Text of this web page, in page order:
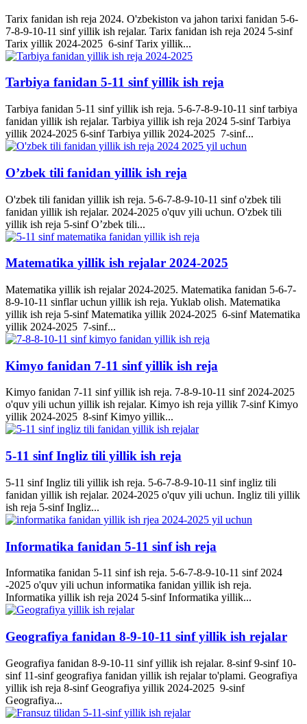
Tarix fanidan ish reja 2024. O'zbekiston va jahon tarixi fanidan 5-6-
7-8-9-10-11 sinf yillik ish rejalar. Tarix fanidan ish reja 2024 5-sinf
Tarix yillik 2024-2025 6-sinf Tarix yillik...
Tarbiya fanidan 5-11 sinf yillik ish reja
Tarbiya fanidan 5-11 sinf yillik ish reja. 5-6-7-8-9-10-11 sinf tarbiya
fanidan yillik ish rejalar. Tarbiya yillik ish reja 2024 5-sinf Tarbiya
yillik 2024-2025 6-sinf Tarbiya yillik 2024-2025 7-sinf...
O’zbek tili fanidan yillik ish reja
O'zbek tili fanidan yillik ish reja. 5-6-7-8-9-10-11 sinf o'zbek tili
fanidan yillik ish rejalar. 2024-2025 o'quv yili uchun. O'zbek tili
yillik ish reja 5-sinf O’zbek tili...
Matematika yillik ish rejalar 2024-2025
Matematika yillik ish rejalar 2024-2025. Matematika fanidan 5-6-7-
8-9-10-11 sinflar uchun yillik ish reja. Yuklab olish. Matematika
yillik ish reja 5-sinf Matematika yillik 2024-2025 6-sinf Matematika
yillik 2024-2025 7-sinf...
Kimyo fanidan 7-11 sinf yillik ish reja
Kimyo fanidan 7-11 sinf yillik ish reja. 7-8-9-10-11 sinf 2024-2025
o'quv yili uchun yillik ish rejalar. Kimyo ish reja yillik 7-sinf Kimyo
yillik 2024-2025 8-sinf Kimyo yillik...
5-11 sinf Ingliz tili yillik ish reja
5-11 sinf Ingliz tili yillik ish reja. 5-6-7-8-9-10-11 sinf ingliz tili
fanidan yillik ish rejalar. 2024-2025 o'quv yili uchun. Ingliz tili yillik
ish reja 5-sinf Ingliz...
Informatika fanidan 5-11 sinf ish reja
Informatika fanidan 5-11 sinf ish reja. 5-6-7-8-9-10-11 sinf 2024
-2025 o'quv yili uchun informatika fanidan yillik ish reja.
Informatika yillik ish reja 2024 5-sinf Informatika yillik...
Geografiya fanidan 8-9-10-11 sinf yillik ish rejalar
Geografiya fanidan 8-9-10-11 sinf yillik ish rejalar. 8-sinf 9-sinf 10-
sinf 11-sinf geografiya fanidan yillik ish rejalar to'plami. Geografiya
yillik ish reja 8-sinf Geografiya yillik 2024-2025 9-sinf
Geografiya...